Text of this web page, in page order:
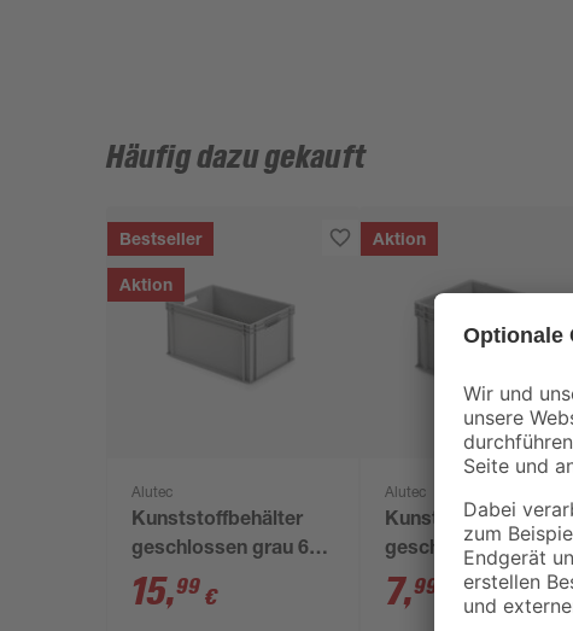
Häufig dazu gekauft
Bestseller
Aktion
Alutec
Kunststoffbehälter
geschlossen grau 60
x 40 x 32 cm
15,99 €
Aktion
Alutec
Kunststoffbehälter
geschlossen grau 40
x 30 x 23,5 cm
7,99